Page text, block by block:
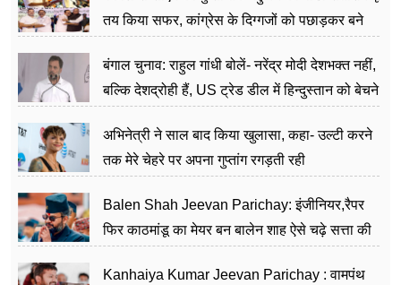
तय किया सफर, कांग्रेस के दिग्गजों को पछाड़कर बने
बंगाल चुनाव: राहुल गांधी बोलें- नरेंद्र मोदी देशभक्त नहीं,
बल्कि देशद्रोही हैं, US ट्रेड डील में हिन्दुस्तान को बेचने
अभिनेत्री ने साल बाद किया खुलासा, कहा- उल्टी करने
तक मेरे चेहरे पर अपना गुप्तांग रगड़ती रही
Balen Shah Jeevan Parichay: इंजीनियर,रैपर
फिर काठमांडू का मेयर बन बालेन शाह ऐसे चढ़े सत्ता की
Kanhaiya Kumar Jeevan Parichay : वामपंथ